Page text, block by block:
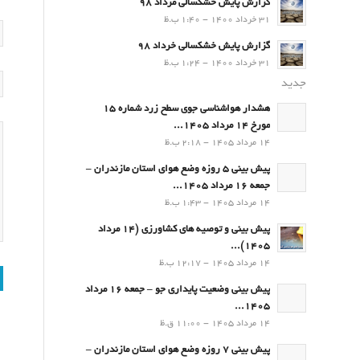
گزارش پایش خشکسالی مرداد 98
31 خرداد 1400 - 1:40 ب.ظ
گزارش پایش خشکسالی خرداد 98
31 خرداد 1400 - 1:24 ب.ظ
جدید
هشدار هواشناسی جوی سطح زرد شماره 15
مورخ 14 مرداد 1405...
14 مرداد 1405 - 2:18 ب.ظ
پیش بینی 5 روزه وضع هوای استان مازندران –
جمعه 16 مرداد 1405...
14 مرداد 1405 - 1:43 ب.ظ
پیش بینی و توصیه های کشاورزی (14 مرداد
۱۴۰۵)...
14 مرداد 1405 - 12:17 ب.ظ
پیش بینی وضعیت پایداری جو – جمعه 16 مرداد
1405...
14 مرداد 1405 - 11:00 ق.ظ
پیش بینی 7 روزه وضع هوای استان مازندران –